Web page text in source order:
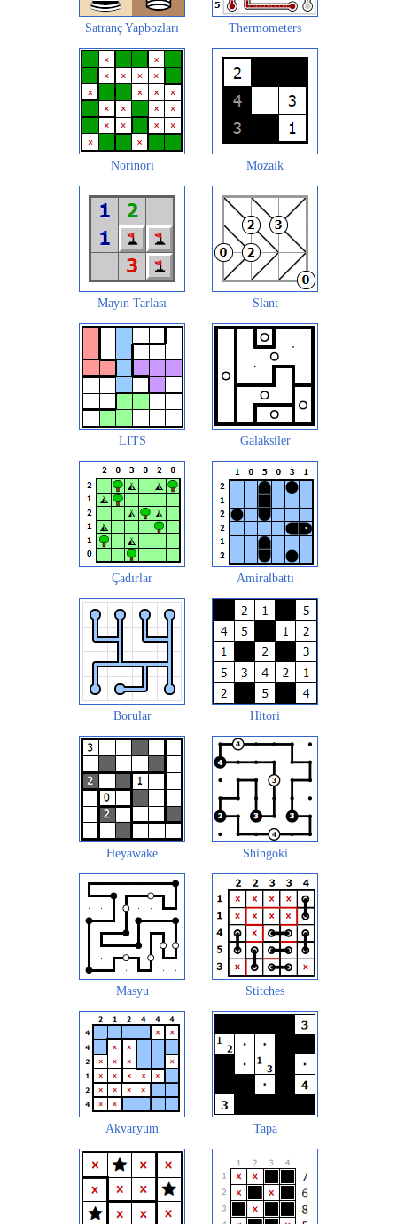
Satranç Yapbozları Thermometers
Norinori Mozaik
Mayın Tarlası Slant
LITS Galaksiler
Çadırlar Amiralbattı
Borular Hitori
Heyawake Shingoki
Masyu Stitches
Akvaryum Tapa